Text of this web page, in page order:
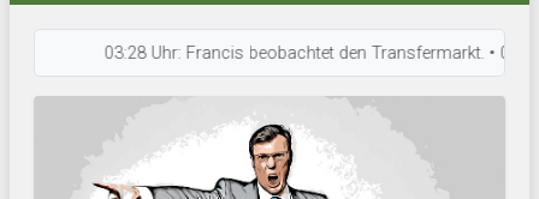
03:28 Uhr: Francis beobachtet den Transfermarkt. • 03:25